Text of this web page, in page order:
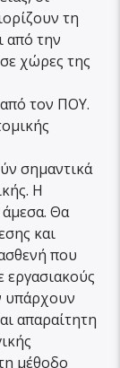
τη
από την
χώρες της
τον ΠΟΥ.
σημαντικά
Η
άμεσα. Θα
και
που
εργασιακούς
υπάρχουν
απαραίτητη
μέθοδο